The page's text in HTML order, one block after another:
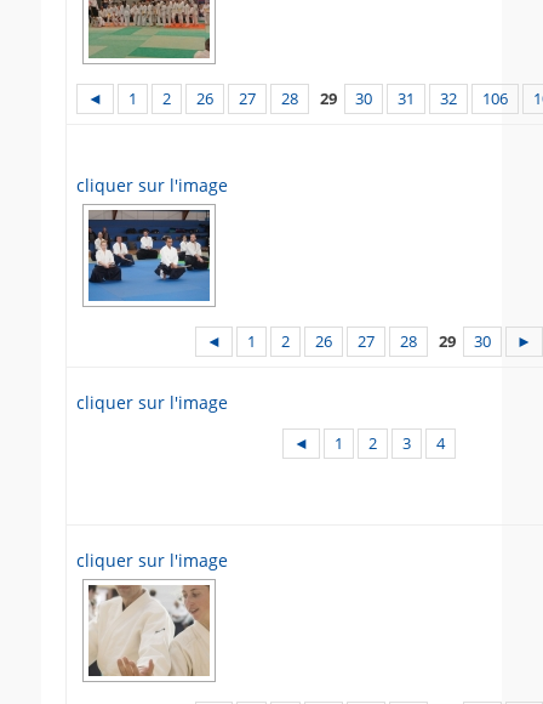
◄ 1 2 26 27 28 29 30 31 32 106
cliquer sur l'image
◄ 1 2 26 27 28 29 30 ►
cliquer sur l'image
◄ 1 2 3 4
cliquer sur l'image